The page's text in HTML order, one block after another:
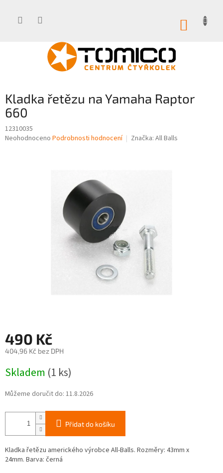
Kladka řetězu na Yamaha Raptor
660
12310035
Průměrné
Neohodnoceno Podrobnosti hodnocení Značka: All Balls
490 Kč
404,96 Kč bez DPH
cena:
Skladem (1 ks)
Můžeme doručit do: 11.8.2026
Přidat do košíku
Kladka řetězu amerického výrobce All-Balls. Rozměry: 43mm x
24mm. Barva: černá